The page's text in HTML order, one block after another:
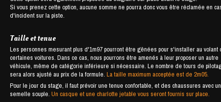
Si vous prenez cette option, aucune somme ne pourra donc vous être réclamée en
d'incident sur la piste.
Taille et tenue
Les personnes mesurant plus d'1m97 pourront être gênées pour s'installer au volant
certaines voitures. Dans ce cas, nous pourrons être amenés à leur proposer un autre
véhicule, même de catégorie inférieure si nécessaire. Le nombre de tours de
sera alors ajusté au prix de la formule.La taille maximum acceptée est de 2m05.
Pour le jour du stage, il faut prévoir une tenue confortable, et des chaussures avec
semelle souple.Un casque et une charlotte jetable vous seront fournis sur place.